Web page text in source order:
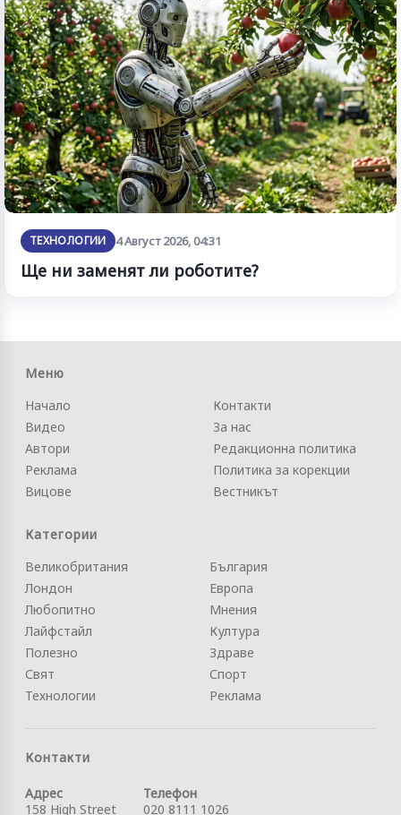
ТЕХНОЛОГИИ 4 Август 2026, 04:31
Ще ни заменят ли роботите?
Меню
Начало
Видео
Автори
Реклама
Вицове
Контакти
За нас
Редакционна политика
Политика за корекции
Вестникът
Категории
Великобритания
Лондон
Любопитно
Лайфстайл
Полезно
Свят
Технологии
България
Европа
Мнения
Култура
Здраве
Спорт
Реклама
Контакти
Адрес
158 High Street
Телефон
020 8111 1026